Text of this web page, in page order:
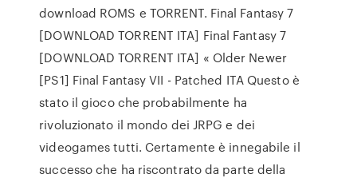
download ROMS e TORRENT. Final Fantasy 7
[DOWNLOAD TORRENT ITA] Final Fantasy 7
[DOWNLOAD TORRENT ITA] « Older Newer
[PS1] Final Fantasy VII - Patched ITA Questo è
stato il gioco che probabilmente ha
rivoluzionato il mondo dei JRPG e dei
videogames tutti. Certamente è innegabile il
successo che ha riscontrato da parte della